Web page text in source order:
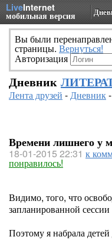
LiveInternet
мобильная версия
Вы были
страницы. Вернуться!
Авторизация
Дневник
Лента друзей -Дневник-
Времени лишнего у
18-01-2015 22:31 к
понравилось!
Видимо, того, что
запланированной сессии
Поэтому я набрала